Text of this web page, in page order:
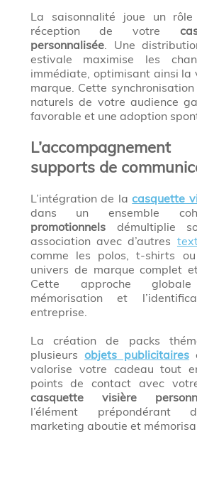
La saisonnalité joue un
réception de votre
personnalisée. Une
estivale maximise les
immédiate, optimisant ainsi la
marque. Cette
naturels de votre audience
favorable et une adoption
supports de
L’intégration de lacasquette
dans un ensemble
promotionnelsdémultiplie
association avec d’autres
comme les polos, t-shirts
univers de marque complet
Cette approche
mémorisation et
entreprise.
La création de packs
plusieursobjets publicitaires
valorise votre cadeau tout
points de contact avec
casquette visière
l’élément prépondérant
marketing aboutie et